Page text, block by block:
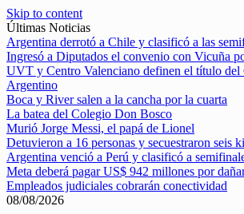
Skip to content
Últimas Noticias
Argentina derrotó a Chile y clasificó a las
Ingresó a Diputados el convenio con Vicuña
UVT y Centro Valenciano definen el título del
Argentino
Boca y River salen a la cancha por la cuarta
La batea del Colegio Don Bosco
Murió Jorge Messi, el papá de Lionel
Detuvieron a 16 personas y secuestraron seis
Argentina venció a Perú y clasificó a
Meta deberá pagar US$ 942 millones por
Empleados judiciales cobrarán conectividad
08/08/2026